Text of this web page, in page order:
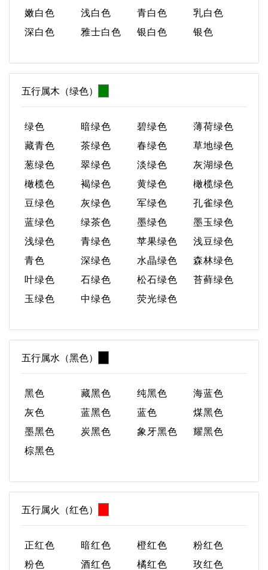
嫩白色
浅白色 青白色
乳白色
深白色
雅士白色 银白色 银色
五行属木（绿色）
绿色 暗绿色 碧绿色
薄荷绿色
藏青色
茶绿色 春绿色
草地绿色
葱绿色
翠绿色 淡绿色
灰湖绿色
橄榄色
褐绿色 黄绿色
橄榄绿色
豆绿色
灰绿色 军绿色
孔雀绿色
蓝绿色
绿茶色 墨绿色
墨玉绿色
浅绿色
青绿色 苹果绿色
浅豆绿色
青色
深绿色 水晶绿色
森林绿色
叶绿色
石绿色 松石绿色
苔藓绿色
玉绿色
中绿色 荧光绿色
五行属水（黑色）
黑色 藏黑色 纯黑色
海蓝色
灰色
蓝黑色 蓝色
煤黑色
墨黑色
炭黑色 象牙黑色
耀黑色
棕黑色
五行属火（红色）
正红色 暗红色 橙红色
粉红色
粉色
酒红色 橘红色
玫红色